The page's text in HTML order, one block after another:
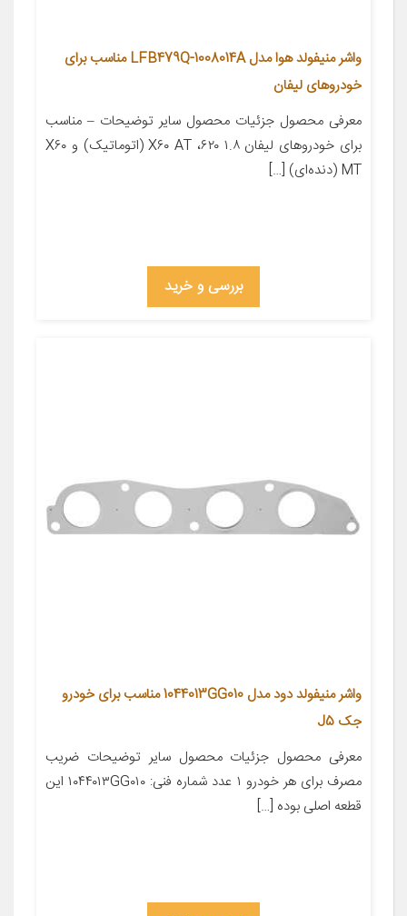
واشر منیفولد هوا مدل LFB479Q-1008014A مناسب برای
خودروهای لیفان
معرفی محصول جزئیات محصول سایر توضیحات – مناسب
برای خودروهای لیفان ۱.۸ ۶۲۰، X۶۰ AT (اتوماتیک) و X۶۰
MT (دنده‌ای) […]
بررسی و خرید
واشر منیفولد دود مدل 1044013GG010 مناسب برای خودرو
جک J5
معرفی محصول جزئیات محصول سایر توضیحات ضریب
مصرف برای هر خودرو ۱ عدد شماره فنی: ۱۰۴۴۰۱۳GG۰۱۰ این
قطعه اصلی بوده […]